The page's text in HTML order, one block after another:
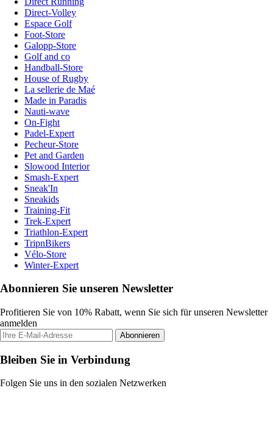
Direct-Volley
Espace Golf
Foot-Store
Galopp-Store
Golf and co
Handball-Store
House of Rugby
La sellerie de Maé
Made in Paradis
Nauti-wave
On-Fight
Padel-Expert
Pecheur-Store
Pet and Garden
Slowood Interior
Smash-Expert
Sneak'In
Sneakids
Training-Fit
Trek-Expert
Triathlon-Expert
TripnBikers
Vélo-Store
Winter-Expert
Abonnieren Sie unseren Newsletter
Profitieren Sie von 10% Rabatt, wenn Sie sich für unseren Newsletter
anmelden
Abonnieren
Bleiben Sie in Verbindung
Folgen Sie uns in den sozialen Netzwerken